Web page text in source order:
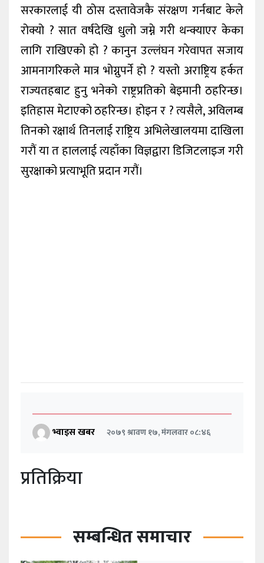
सरकारलाई यी ठोस दस्तावेजकै संरक्षण गर्नबाट केले
रोक्यो ? सात वर्षदेखि धुलो जम्ने गरी थन्क्याएर केका
लागि राखिएको हो ? कानुन उल्लंघन गरेवापत सजाय
आमनागरिकले मात्र भोग्नुपर्ने हो ? यस्तो अराष्ट्रिय हर्कत
राज्यतहबाट हुनु भनेको राष्ट्रप्रतिको बेइमानी ठहरिन्छ।
इतिहास मेटाएको ठहरिन्छ। होइन र ? त्यसैले, अविलम्ब
तिनको रक्षार्थ तिनलाई राष्ट्रिय अभिलेखालयमा दाखिला
गरौं या त हाललाई त्यहाँका विज्ञद्वारा डिजिटलाइज गरी
सुरक्षाको प्रत्याभूति प्रदान गरौं।
भ्वाइस खबर २०७९ श्रावण १७, मंगलवार ०८:४६
प्रतिक्रिया
सम्बन्धित समाचार